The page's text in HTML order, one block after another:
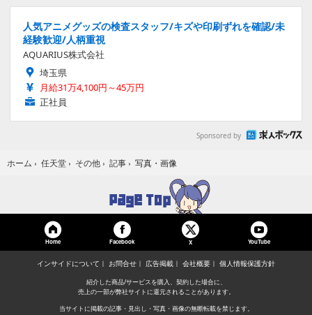
人気アニメグッズの検査スタッフ/キズや印刷ずれを確認/未
経験歓迎/人柄重視
AQUARIUS株式会社
埼玉県
月給31万4,100円～45万円
正社員
Sponsored by
ホーム › 任天堂 › その他 › 記事 › 写真・画像
Home Facebook X YouTube
インサイドについて お問合せ 広告掲載 会社概要 個人情報保護方針
紹介した商品/サービスを購入、契約した場合に、
売上の一部が弊社サイトに還元されることがあります。
当サイトに掲載の記事・見出し・写真・画像の無断転載を禁じます。